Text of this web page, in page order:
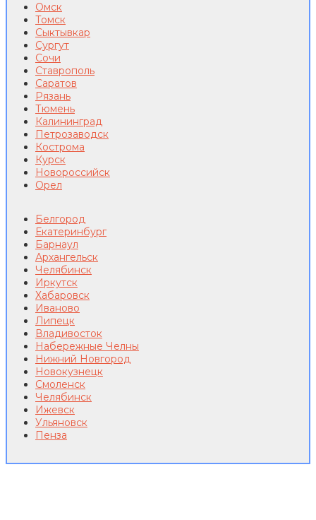
Омск
Томск
Сыктывкар
Сургут
Сочи
Ставрополь
Саратов
Рязань
Тюмень
Калининград
Петрозаводск
Кострома
Курск
Новороссийск
Орел
Белгород
Екатеринбург
Барнаул
Архангельск
Челябинск
Иркутск
Хабаровск
Иваново
Липецк
Владивосток
Набережные Челны
Нижний Новгород
Новокузнецк
Смоленск
Челябинск
Ижевск
Ульяновск
Пенза